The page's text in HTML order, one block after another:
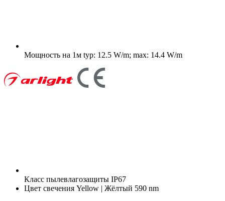
Мощность на 1м typ: 12.5 W/m; max: 14.4 W/m
Класс пылевлагозащиты IP67
Цвет свечения Yellow | Жёлтый 590 nm